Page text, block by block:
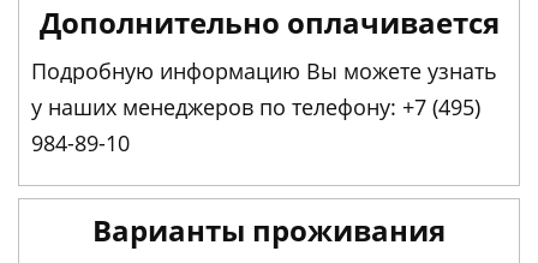
Дополнительно оплачивается
Подробную информацию Вы можете узнать
у наших менеджеров по телефону: +7 (495)
984-89-10
Варианты проживания